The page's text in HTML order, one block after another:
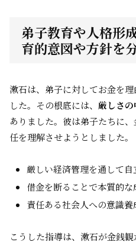
弟子教育や人格形
育的意図や方針を
漱石は、弟子に対してお金を
した。その根底には、 厳しさ
ありました。彼は弟子たちに
任を理解させようとしました。
厳しい経済管理を通して
借金を断ることで本質的
責任ある社会人への意識養
こうした指導は、漱石が金銭